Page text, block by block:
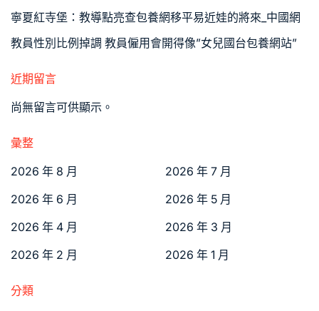
寧夏紅寺堡：教導點亮查包養網移平易近娃的將來_中國網
教員性別比例掉調 教員僱用會開得像”女兒國台包養網站”
近期留言
尚無留言可供顯示。
彙整
2026 年 8 月
2026 年 7 月
2026 年 6 月
2026 年 5 月
2026 年 4 月
2026 年 3 月
2026 年 2 月
2026 年 1 月
分類